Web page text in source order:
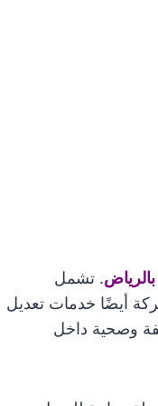
. تشمل
أيضًا خدمات تعديل
وصحية داخل